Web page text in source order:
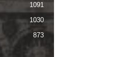
1091
1030
873